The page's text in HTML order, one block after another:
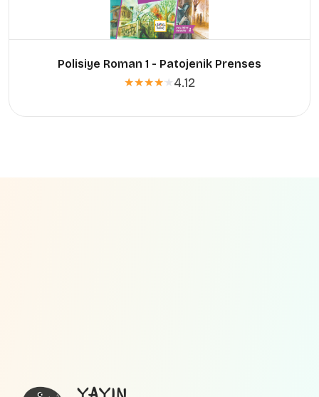
Polisiye Roman 1 - Patojenik Prenses
★★★★★
★★★★★4.12